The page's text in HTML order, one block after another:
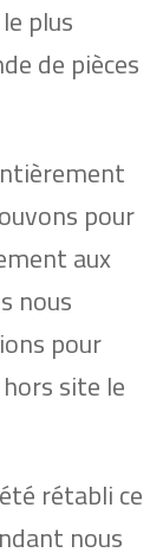
plus
de pièces
pour
aux
nous
pour
site le
rétabli ce
nous